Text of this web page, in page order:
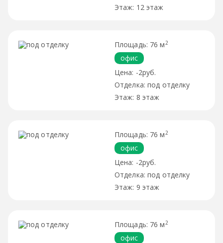
12 этаж
76 м 2
офис
-2руб.
под отделку
8 этаж
76 м 2
офис
-2руб.
под отделку
9 этаж
76 м 2
офис